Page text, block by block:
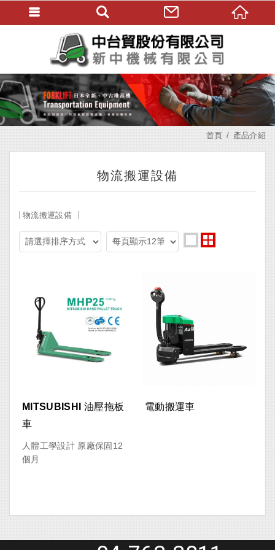
首頁 產品介紹
物流搬運設備
物流搬運設備
MITSUBISHI 油壓拖板
車
人體工學設計 原廠保固12
個月
電動搬運車